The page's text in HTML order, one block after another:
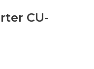
CU-